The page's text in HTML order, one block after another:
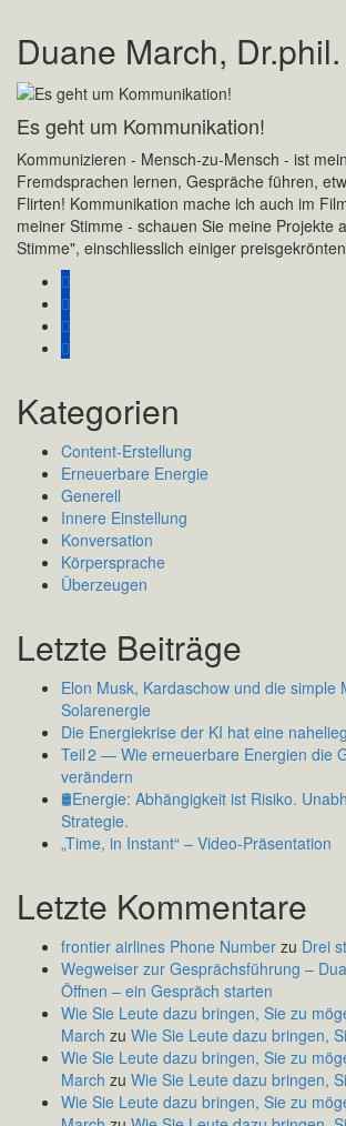
Duane March, Dr.phil.
Es geht um Kommunikation!
Kommunizieren - Mensch-zu-Mensch - ist
Fremdsprachen lernen, Gespräche führen,
Flirten! Kommunikation mache ich auch im
meiner Stimme - schauen Sie meine Projekte
Stimme", einschliesslich einiger
Kategorien
Content-Erstellung
Erneuerbare Energie
Generell
Innere Einstellung
Konversation
Körpersprache
Überzeugen
Letzte Beiträge
Elon Musk, Kardaschow und die simple
Solarenergie
Die Energiekrise der KI hat eine
Teil 2 — Wie erneuerbare Energien die
verändern
🛢️Energie: Abhängigkeit ist Risiko.
Strategie.
„Time, in Instant“ – Video-Präsentation
Letzte Kommentare
frontier airlines Phone Number zu Drei
Wegweiser zur Gesprächsführung –
Öffnen – ein Gespräch starten
Wie Sie Leute dazu bringen, Sie zu
March zu Wie Sie Leute dazu bringen,
Wie Sie Leute dazu bringen, Sie zu
March zu Wie Sie Leute dazu bringen,
Wie Sie Leute dazu bringen, Sie zu